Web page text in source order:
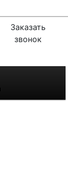
Заказать
звонок